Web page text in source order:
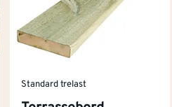
Standard trelast